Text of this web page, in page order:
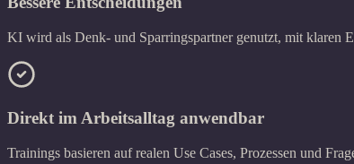
KI wird als Denk- und Sparringspartner genutzt, mit klaren
Direkt im Arbeitsalltag anwendbar
Trainings basieren auf realen Use Cases, Prozessen und